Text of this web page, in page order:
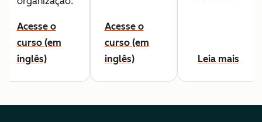
Acesse o
curso (em
inglês)
Acesse o
curso (em
inglês)
Leia mais